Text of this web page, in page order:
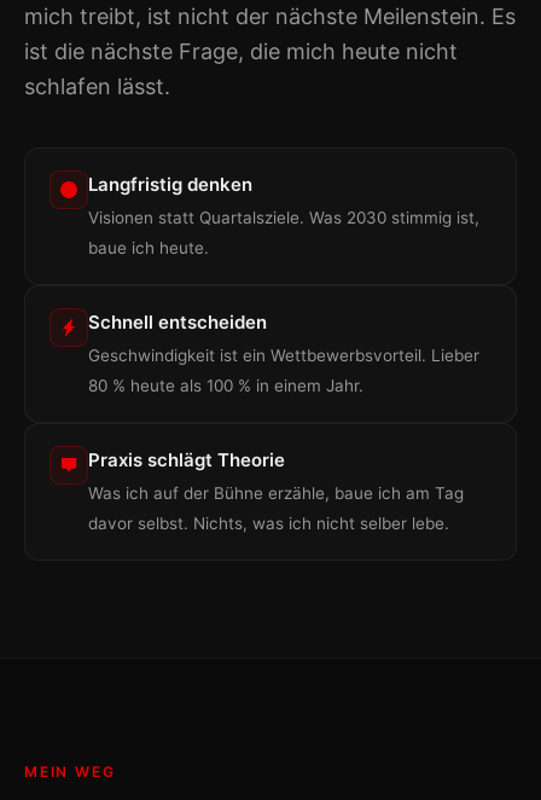
mich treibt, ist nicht der nächste Meilenstein. Es
ist die nächste Frage, die mich heute nicht
schlafen lässt.
Langfristig denken
Visionen statt Quartalsziele. Was 2030 stimmig ist,
baue ich heute.
Schnell entscheiden
Geschwindigkeit ist ein Wettbewerbsvorteil. Lieber
80 % heute als 100 % in einem Jahr.
Praxis schlägt Theorie
Was ich auf der Bühne erzähle, baue ich am Tag
davor selbst. Nichts, was ich nicht selber lebe.
MEIN WEG